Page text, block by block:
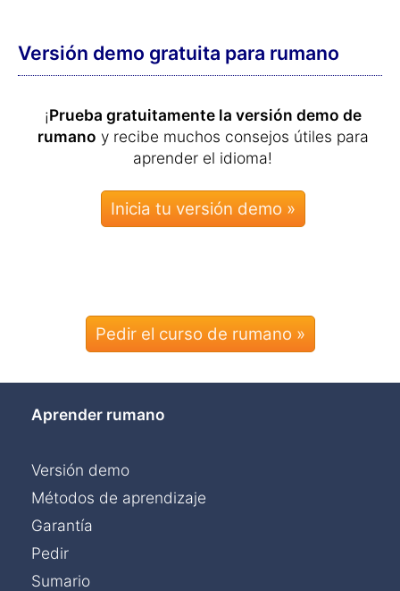
Versión demo gratuita para rumano
¡Prueba gratuitamente la versión demo de
rumano y recibe muchos consejos útiles para
aprender el idioma!
Pedir el curso de rumano »
Aprender rumano
Versión demo
Métodos de aprendizaje
Garantía
Pedir
Sumario